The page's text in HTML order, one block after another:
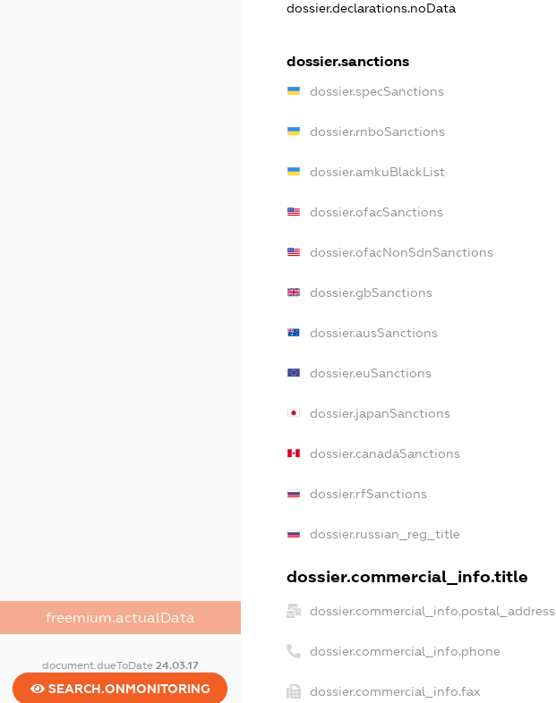
freemium.actualData
document.dueToDate 24.03.17
SEARCH.ONMONITORING
dossier.declarations.noData
dossier.sanctions
dossier.specSanctions
dossier.rnboSanctions
dossier.amkuBlackList
dossier.ofacSanctions
dossier.ofacNonSdnSanctions
dossier.gbSanctions
dossier.ausSanctions
dossier.euSanctions
dossier.japanSanctions
dossier.canadaSanctions
dossier.rfSanctions
dossier.russian_reg_title
dossier.commercial_info.title
dossier.commercial_info.postal_address
dossier.commercial_info.phone
dossier.commercial_info.fax